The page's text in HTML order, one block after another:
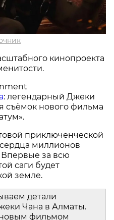
кинопроекта
: легендарный Джеки
съёмок нового фильма
приключенческой
миллионов
за всю
саги будет
земле.
детали
Чана в Алматы.
новым фильмом